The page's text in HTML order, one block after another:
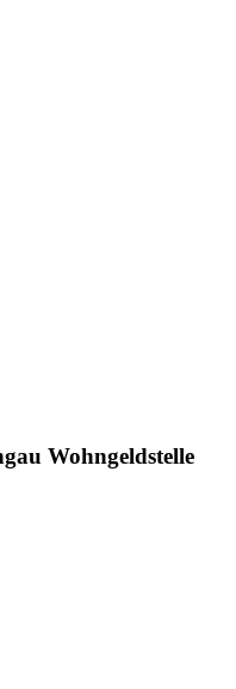
Wohngeldstelle